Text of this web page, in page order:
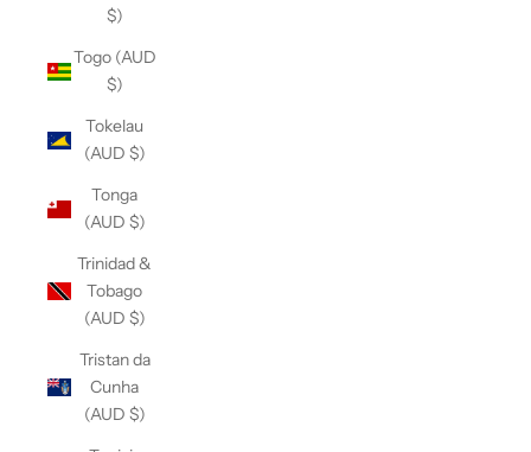
$)
Togo (AUD
$)
Tokelau
(AUD $)
Tonga
(AUD $)
Trinidad &
Tobago
(AUD $)
Tristan da
Cunha
(AUD $)